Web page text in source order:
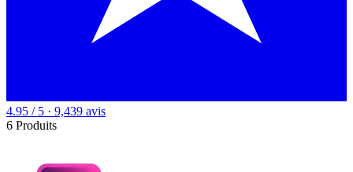
4.95 / 5 · 9,439 avis
6 Produits